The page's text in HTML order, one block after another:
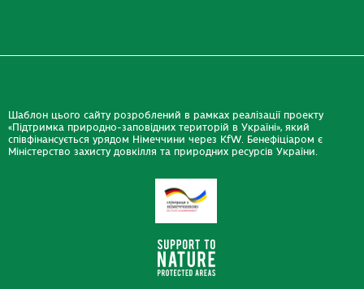
Шаблон цього сайту розроблений в рамках реалізації проекту
«Підтримка природно-заповідних територій в Україні», який
співфінансується урядом Німеччини через KfW. Бенефіціаром є
Міністерство захисту довкілля та природних ресурсів України.